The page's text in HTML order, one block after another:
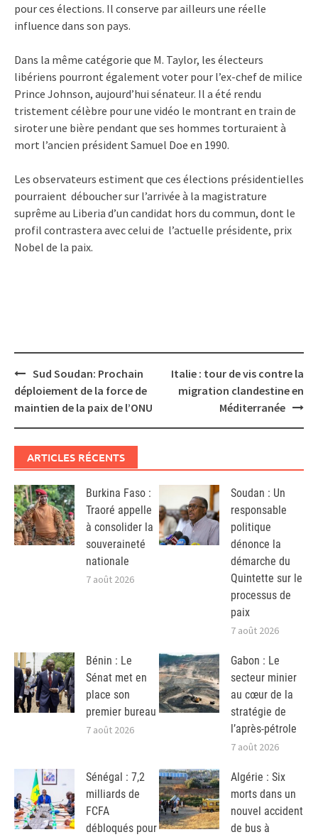
pour ces élections. Il conserve par ailleurs une réelle
influence dans son pays.
Dans la même catégorie que M. Taylor, les électeurs
libériens pourront également voter pour l’ex-chef de milice
Prince Johnson, aujourd’hui sénateur. Il a été rendu
tristement célèbre pour une vidéo le montrant en train de
siroter une bière pendant que ses hommes torturaient à
mort l’ancien président Samuel Doe en 1990.
Les observateurs estiment que ces élections présidentielles
pourraient déboucher sur l’arrivée à la magistrature
suprême au Liberia d’un candidat hors du commun, dont le
profil contrastera avec celui de l’actuelle présidente, prix
Nobel de la paix.
Post
navigation
Sud Soudan: Prochain
déploiement de la force de
maintien de la paix de l’ONU
Italie : tour de vis contre la
migration clandestine en
Méditerranée
ARTICLES RÉCENTS
Burkina Faso :
Traoré appelle
à consolider la
souveraineté
nationale
7 août 2026
Soudan : Un
responsable
politique
dénonce la
démarche du
Quintette sur le
processus de
paix
7 août 2026
Bénin : Le
Sénat met en
place son
premier bureau
7 août 2026
Gabon : Le
secteur minier
au cœur de la
stratégie de
l’après-pétrole
7 août 2026
Sénégal : 7,2
milliards de
FCFA
débloqués pour
Algérie : Six
morts dans un
nouvel accident
de bus à